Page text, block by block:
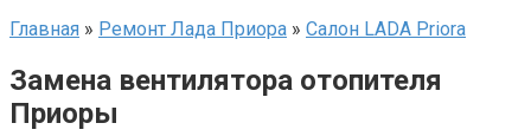
Главная » Ремонт Лада Приора » Салон LADA Priora
Замена вентилятора отопителя
Приоры